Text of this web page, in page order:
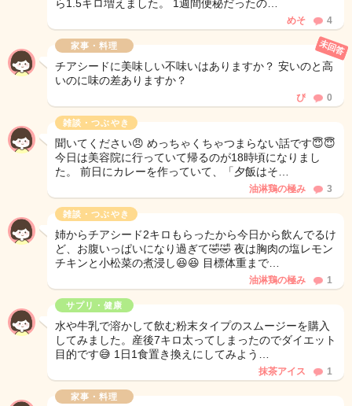
ら1.5キロ増えました。 1週間便秘だったの…
めそ 4
家事・料理
チアシードに美味しい不味いはありますか？ 安いのと高
いのに味の差ありますか？
未回答
ぴ 0
雑談・つぶやき
聞いてください😠 めっちゃくちゃつまらない話です😇😇
今日は美容院に行っていて帰るのが18時頃になりまし
た。 前日にカレーを作っていて、「夕飯はそ…
油淋鶏の極み 3
雑談・つぶやき
姉からチアシード2キロもらったから今日から飲んでるけ
ど、お腹いっぱいになり過ぎて🤣🤣 夜は胸肉の塩レモン
チキンと小松菜の煮浸し😆😆 目標体重まで…
油淋鶏の極み 1
サプリ・健康
水や牛乳で溶かして飲む粉末タイプのスムージーを購入
してみました。産後7キロ太ってしまったのでダイエット
目的です😅 1日1食置き換えにしてみよう…
抹茶アイス 1
家事・料理